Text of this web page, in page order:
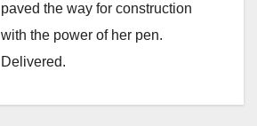
paved the way for construction
with the power of her pen.
Delivered.